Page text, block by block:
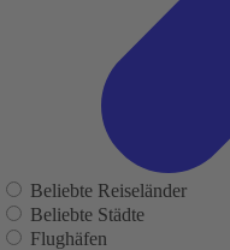
Beliebte Reiseländer
Beliebte Städte
Flughäfen